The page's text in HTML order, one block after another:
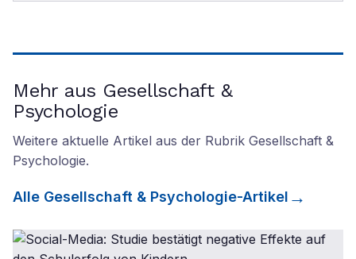
Mehr aus Gesellschaft &
Psychologie
Weitere aktuelle Artikel aus der Rubrik Gesellschaft &
Psychologie.
Alle Gesellschaft & Psychologie-Artikel